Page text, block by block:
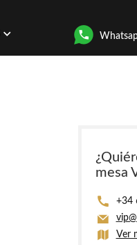
mesa
+34
Ver